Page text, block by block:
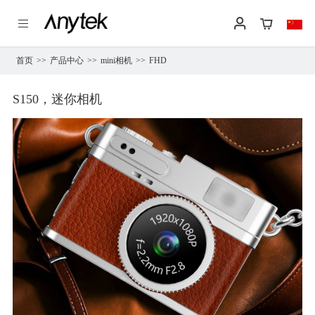
首页 >> 产品中心 >> mini相机 >> FHD
S150，迷你相机